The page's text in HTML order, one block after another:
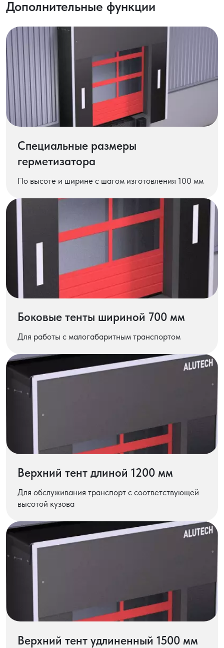
Дополнительные функции
Специальные размеры
герметизатора
По высоте и ширине с шагом изготовления 100 мм
Боковые тенты шириной 700 мм
Для работы с малогабаритным транспортом
Верхний тент длиной 1200 мм
Для обслуживания транспорт с соответствующей
высотой кузова
Верхний тент удлиненный 1500 мм